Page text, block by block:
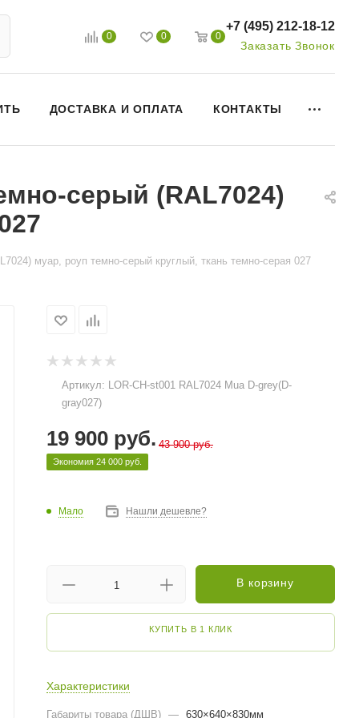
0 0 0
+7 (495) 212-18-12
Заказать Звонок
ДОСТАВКА И ОПЛАТА КОНТАКТЫ
серый (RAL7024)
муар, роуп темно-серый круглый, ткань темно-серая 027
Артикул: LOR-CH-st001 RAL7024 Mua D-grey(D-
gray027)
19 900 руб. 43 900руб.
Экономия 24 000 руб.
Мало Нашли дешевле?
В корзину
КУПИТЬ В 1 КЛИК
Характеристики
Габариты товара (ДШВ) — 630×640×830мм